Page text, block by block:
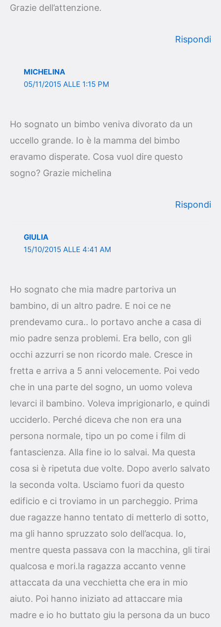
Grazie dell’attenzione.
Rispondi
MICHELINA
05/11/2015 ALLE 1:15 PM
Ho sognato un bimbo veniva divorato da un
uccello grande. Io è la mamma del bimbo
eravamo disperate. Cosa vuol dire questo
sogno? Grazie michelina
Rispondi
GIULIA
15/10/2015 ALLE 4:41 AM
Ho sognato che mia madre partoriva un
bambino, di un altro padre. E noi ce ne
prendevamo cura.. lo portavo anche a casa di
mio padre senza problemi. Era bello, con gli
occhi azzurri se non ricordo male. Cresce in
fretta e arriva a 5 anni velocemente. Poi vedo
che in una parte del sogno, un uomo voleva
levarci il bambino. Voleva imprigionarlo, e quindi
ucciderlo. Perché diceva che non era una
persona normale, tipo un po come i film di
fantascienza. Alla fine io lo salvai. Ma questa
cosa si è ripetuta due volte. Dopo averlo salvato
la seconda volta. Usciamo fuori da questo
edificio e ci troviamo in un parcheggio. Prima
due ragazze hanno tentato di metterlo di sotto,
ma gli hanno spruzzato solo dell’acqua. Io,
mentre questa passava con la macchina, gli tirai
qualcosa e mori.la ragazza accanto venne
attaccata da una vecchietta che era in mio
aiuto. Poi hanno iniziato ad attaccare mia
madre e io ho buttato giu la persona da un buco